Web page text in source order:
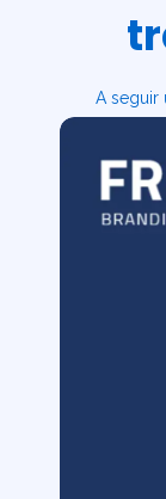
A seguir